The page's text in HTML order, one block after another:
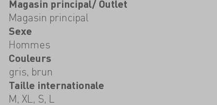
Magasin principal/ Outlet
Magasin principal
Sexe
Hommes
Couleurs
gris, brun
Taille internationale
M, XL, S, L